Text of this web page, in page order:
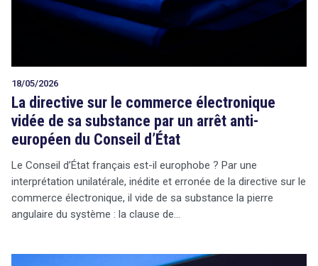
18/05/2026
La directive sur le commerce électronique
vidée de sa substance par un arrêt anti-
européen du Conseil d’État
Le Conseil d’État français est-il europhobe ? Par une
interprétation unilatérale, inédite et erronée de la directive sur le
commerce électronique, il vide de sa substance la pierre
angulaire du système : la clause de…